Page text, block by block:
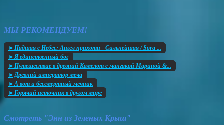
МЫ РЕКОМЕНДУЕМ!
►Падшая с Небес: Ангел прихоти - Сильнейшая / Sora ...
►Я единственный бог
►Путешествие в древний Камелот с мангакой Мариной &...
►Древний император меча
►А вот и бессмертный мечник
►Горячий источник в другом мире
Смотреть "Энн из Зеленых Крыш"